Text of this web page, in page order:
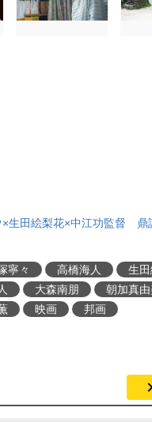
×生田絵梨花×中江功監督 鼎
寧々 高橋海人
生
大森南朋
朝加真由
映画 邦画